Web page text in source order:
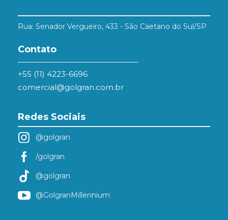
Rua: Senador Vergueiro, 433 - São Caetano do Sul/SP
Contato
+55 (11) 4223-6696
comercial@golgran.com.br
Redes Sociais
@golgran
/golgran
@golgran
@GolgranMillennium